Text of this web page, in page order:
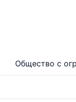
Общество с